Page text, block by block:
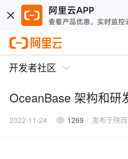
开发者社区
OceanBase 架构和研
2022-11-24 1269 发布于陕西